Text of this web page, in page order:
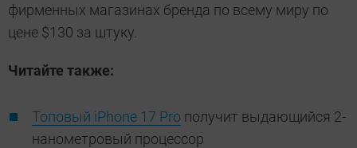
фирменных магазинах бренда по всему миру по
цене $130 за штуку.
Читайте также:
Топовый iPhone 17 Pro получит выдающийся 2-
нанометровый процессор